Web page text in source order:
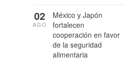
México y Japón
fortalecen
cooperación en favor
de la seguridad
alimentaria
02
AGO